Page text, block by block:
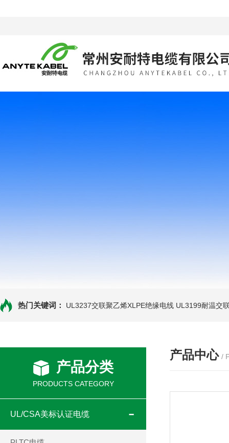
热门关键词： UL3237交联聚乙烯XLPE绝缘电线 UL3199耐温交
产品分类
PRODUCTS CATEGORY
UL/CSA美标认证电缆
产品中心 /